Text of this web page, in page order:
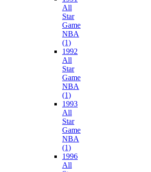
All
Star
Game
NBA
(1)
1992
All
Star
Game
NBA
(1)
1993
All
Star
Game
NBA
(1)
1996
All